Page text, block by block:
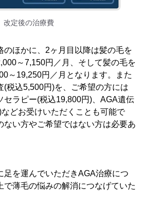
改定後の治療費
ほかに、2ヶ月目以降は髪の毛を
～7,150円／月、そして髪の毛を
～19,250円／月となります。また
(税込5,500円)を、ご希望の方には
セラピー(税込19,800円)、AGA遺伝
どお受けいただくことも可能で
ない方やご希望ではない方は必要あ
足を運んでいただきAGA治療につ
で薄毛の悩みの解消につなげていた